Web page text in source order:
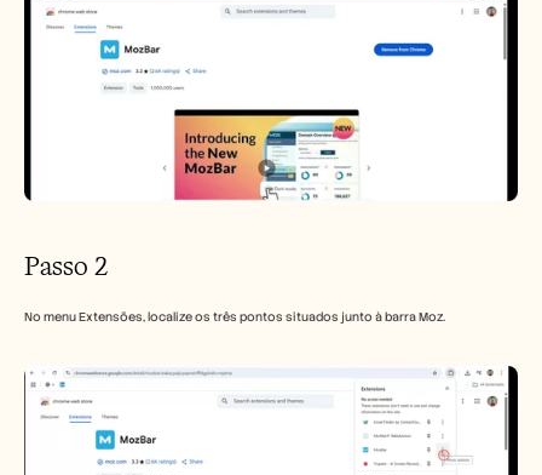
Passo 2
No menu Extensões, localize os três pontos situados junto à barra Moz.